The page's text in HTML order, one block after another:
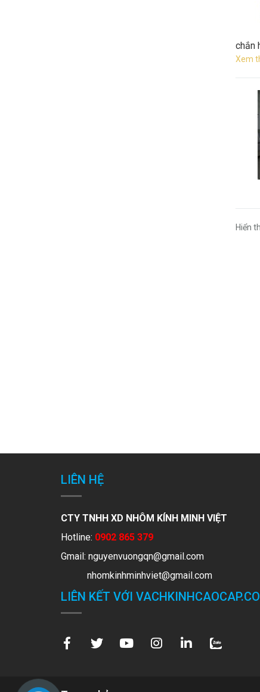
chắn
Xem
Hiển
LIÊN HỆ
CTY TNHH XD NHÔM KÍNH MINH VIỆT
Hotline: 0902 865 379
Gmail: nguyenvuongqn@gmail.com
nhomkinhminhviet@gmail.com
LIÊN KẾT VỚI